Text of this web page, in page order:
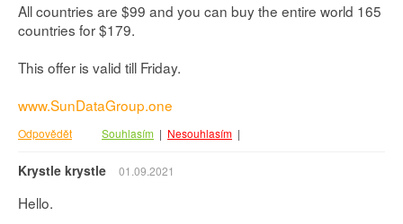
All countries are $99 and you can buy the entire world 165
countries for $179.
This offer is valid till Friday.
www.SunDataGroup.one
Odpovědět Souhlasím | Nesouhlasím |
Krystle krystle 01.09.2021
Hello.